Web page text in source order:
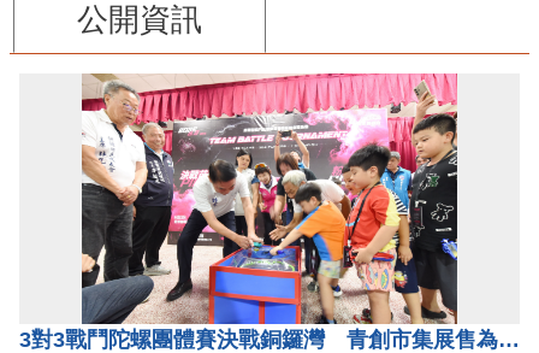
公開資訊
3對3戰鬥陀螺團體賽決戰銅鑼灣 青創市集展售為父親節增添繽紛